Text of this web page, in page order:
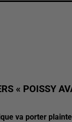
« POISSY
va porter